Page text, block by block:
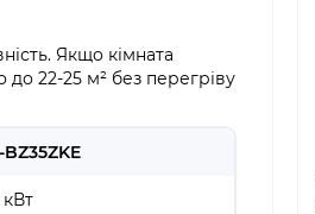
Якщо кімната
22-25 м² без перегріву
BZ35ZKE
кВт